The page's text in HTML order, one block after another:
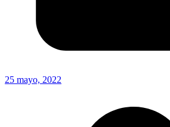
25 mayo, 2022